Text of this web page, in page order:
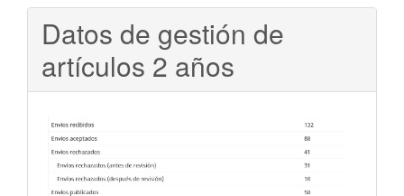
Datos de gestión de
artículos 2 años